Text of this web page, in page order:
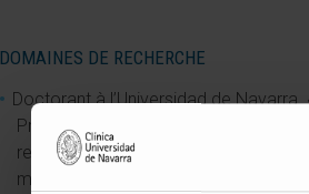
DOMAINES DE RECHERCHE
Doctorant à l’Universidad de Navarra.
Prédiction du risque individuel de
rechute après la résection de
métastases hépatiques chez des